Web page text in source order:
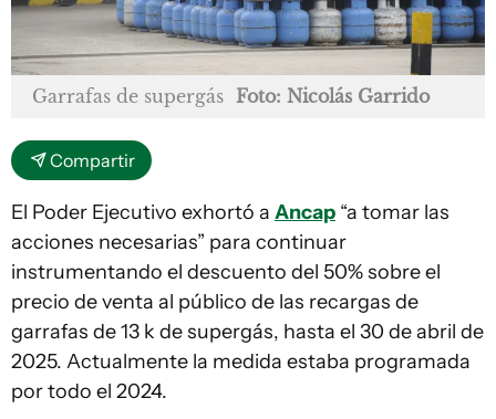
Garrafas de supergás Foto: Nicolás Garrido
Compartir
El Poder Ejecutivo exhortó a Ancap “a tomar las
acciones necesarias” para continuar
instrumentando el descuento del 50% sobre el
precio de venta al público de las recargas de
garrafas de 13 k de supergás, hasta el 30 de abril de
2025. Actualmente la medida estaba programada
por todo el 2024.